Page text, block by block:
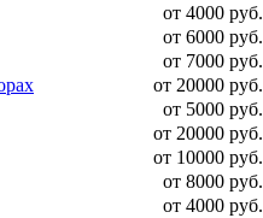
от 4000 руб.
от 6000 руб.
от 7000 руб.
от 20000 руб.
от 5000 руб.
от 20000 руб.
от 10000 руб.
от 8000 руб.
от 4000 руб.